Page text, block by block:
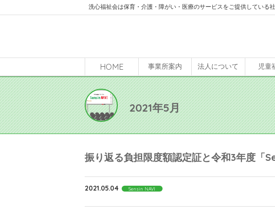
洗心福祉会は保育・介護・障がい・医療のサービスをご提供している社
HOME 事業所案内 法人について 児童
2021年5月
振り返る負担限度額認定証と令和3年度「
2021.05.04 Sensin NAVI